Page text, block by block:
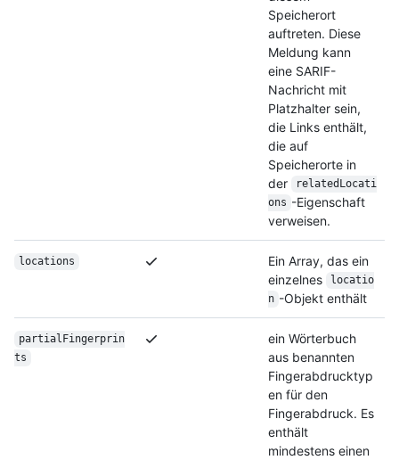
Speicherort
auftreten. Diese
Meldung kann
eine SARIF-
Nachricht mit
Platzhalter sein,
die Links enthält,
die auf
Speicherorte in
der
relatedLocati
ons -Eigenschaft
verweisen.
locations
Ein Array, das ein
einzelnes
locatio
n -Objekt enthält
partialFingerprin
ts
ein Wörterbuch
aus benannten
Fingerabdrucktyp
en für den
Fingerabdruck. Es
enthält
mindestens einen